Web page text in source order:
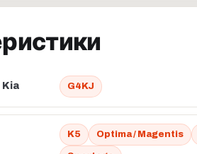
Kia G4KJ
K5 Optima / Magentis